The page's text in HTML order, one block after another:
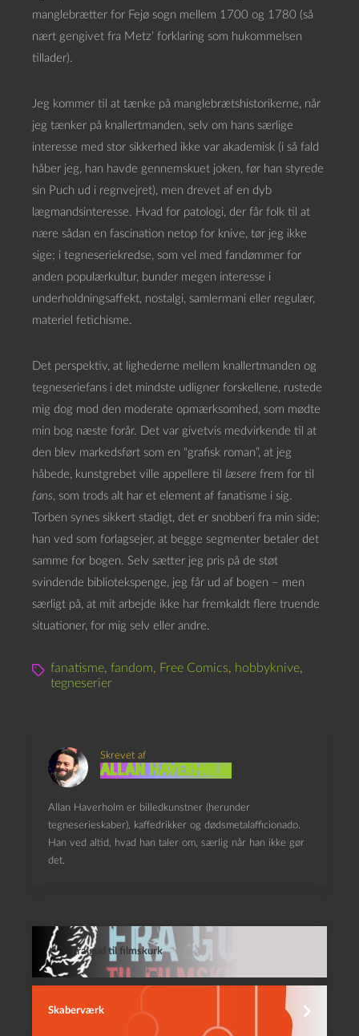
manglebrætter for Fejø sogn mellem 1700 og 1780 (så
nært gengivet fra Metz’ forklaring som hukommelsen
tillader).
Jeg kommer til at tænke på manglebrætshistorikerne, når
jeg tænker på knallertmanden, selv om hans særlige
interesse med stor sikkerhed ikke var akademisk (i så fald
håber jeg, han havde gennemskuet joken, før han styrede
sin Puch ud i regnvejret), men drevet af en dyb
lægmandsinteresse. Hvad for patologi, der får folk til at
nære sådan en fascination netop for knive, tør jeg ikke
sige; i tegneseriekredse, som vel med fandømmer for
anden populærkultur, bunder megen interesse i
underholdningsaffekt, nostalgi, samlermani eller regulær,
materiel fetichisme.
Det perspektiv, at lighederne mellem knallertmanden og
tegneseriefans i det mindste udligner forskellene, rustede
mig dog mod den moderate opmærksomhed, som mødte
min bog næste forår. Det var givetvis medvirkende til at
den blev markedsført som en “grafisk roman”, at jeg
håbede, kunstgrebet ville appellere til læsere frem for til
fans, som trods alt har et element af fanatisme i sig.
Torben synes sikkert stadigt, det er snobberi fra min side;
han ved som forlagsejer, at begge segmenter betaler det
samme for bogen. Selv sætter jeg pris på de støt
svindende bibliotekspenge, jeg får ud af bogen – men
særligt på, at mit arbejde ikke har fremkaldt flere truende
situationer, for mig selv eller andre.
fanatisme, fandom, Free Comics, hobbyknive,
tegneserier
Skrevet af
Allan Haverholm
Allan Haverholm er billedkunstner (herunder
tegneserieskaber), kaffedrikker og dødsmetalafficionado.
Han ved altid, hvad han taler om, særlig når han ikke gør
det.
Fra gud til filmskurk
Skaberværk